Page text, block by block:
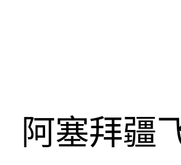
阿塞拜疆